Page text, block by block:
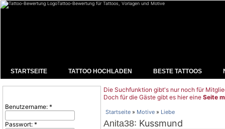
Tattoo-Bewertung für Tattoos, Vorlagen und Motive
STARTSEITE TATTOO HOCHLADEN BESTE TATTOOS
Benutzername: *
Passwort: *
Die Suchfunktion gibt's nur noch für
Doch für die Gäste gibt es hier eine Seite
Startseite » Motive » Liebe
Anita38: Kussmund